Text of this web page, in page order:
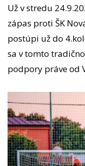
Už v stredu
zápas proti ŠK
postúpi už do
sa v tomto
podpory práve od